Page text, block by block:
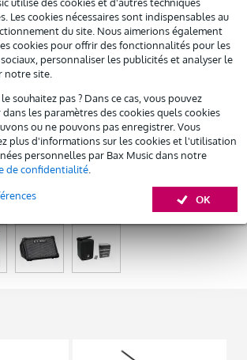
Les cookies nécessaires sont indispensables au
du site. Nous aimerions également
cookies pour offrir des fonctionnalités pour les
personnaliser les publicités et analyser le
notre site.
souhaitez pas ? Dans ce cas, vous pouvez
les paramètres des cookies quels cookies
ou ne pouvons pas enregistrer. Vous
plus d'informations sur les cookies et l'utilisation
personnelles par Bax Music dans notre
de confidentialité
OK
votre/vos produit(s) à un tarif réduit
rapide par Bax Music en cas de défectuosité
Louez ce produit
portable, active, à 2 voies, avec
ANNY 12, 1x module de réception
de poche ANNY BP B8, 1x
WS 100 MH 1
1x câble d'alimentation, 2x piles